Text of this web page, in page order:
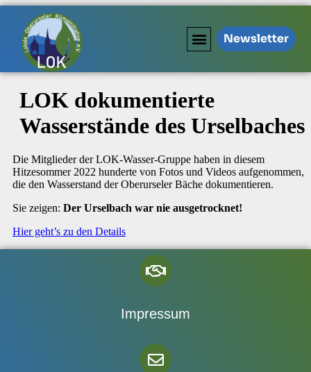
Newsletter
LOK dokumentierte
Wasserstände des Urselbaches
Die Mitglieder der LOK-Wasser-Gruppe haben in diesem
Hitzesommer 2022 hunderte von Fotos und Videos aufgenommen,
die den Wasserstand der Oberurseler Bäche dokumentieren.
Sie zeigen: Der Urselbach war nie ausgetrocknet!
Hier geht’s zu den Details
Impressum